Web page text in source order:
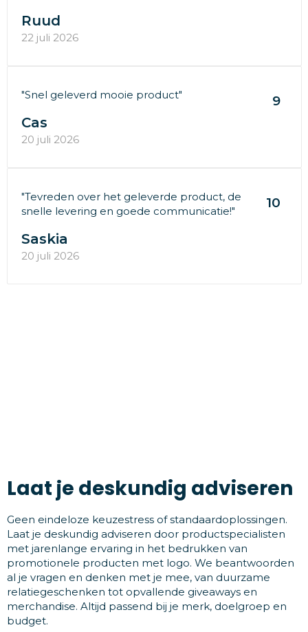
Ruud
22 juli 2026
"Snel geleverd mooie product" 9
Cas
20 juli 2026
"Tevreden over het geleverde product, de
snelle levering en goede communicatie!"
10
Saskia
20 juli 2026
Laat je deskundig adviseren
Geen eindeloze keuzestress of standaardoplossingen.
Laat je deskundig adviseren door productspecialisten
met jarenlange ervaring in het bedrukken van
promotionele producten met logo. We beantwoorden
al je vragen en denken met je mee, van duurzame
relatiegeschenken tot opvallende giveaways en
merchandise. Altijd passend bij je merk, doelgroep en
budget.